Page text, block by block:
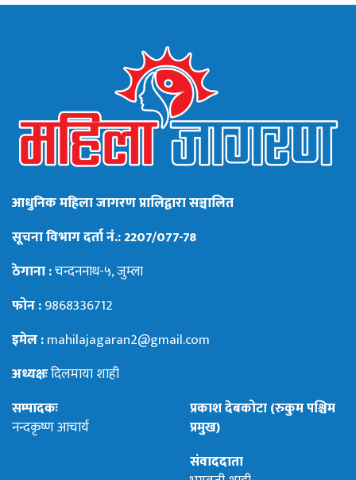
आधुनिक महिला जागरण प्रालिद्वारा सञ्चालित
सूचना विभाग दर्ता नं.: 2207/077-78
ठेगाना :चन्दननाथ-५, जुम्ला
फोन :9868336712
इमेल :mahilajagaran2@gmail.com
अध्यक्षःदिलमाया शाही
सम्पादकः
नन्दकृष्ण आचार्य
प्रकाश देबकोटा (रुकुम पश्चिम
प्रमुख)
संवाददाता